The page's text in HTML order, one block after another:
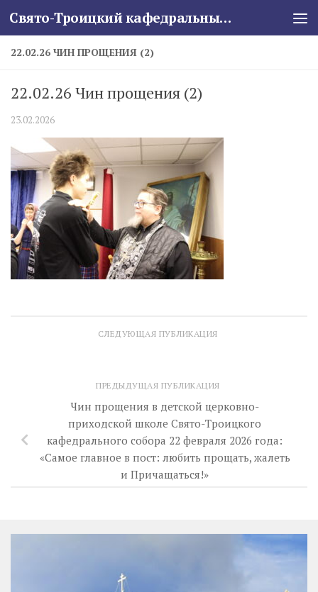
Skip to content Свято-Троицкий кафедральный собор
22.02.26 ЧИН ПРОЩЕНИЯ (2)
22.02.26 Чин прощения (2)
23.02.2026
СЛЕДУЮЩАЯ ПУБЛИКАЦИЯ
ПРЕДЫДУЩАЯ ПУБЛИКАЦИЯ
Чин прощения в детской церковно-
приходской школе Свято-Троицкого
кафедрального собора 22 февраля 2026 года:
«Самое главное в пост: любить прощать, жалеть
и Причащаться!»